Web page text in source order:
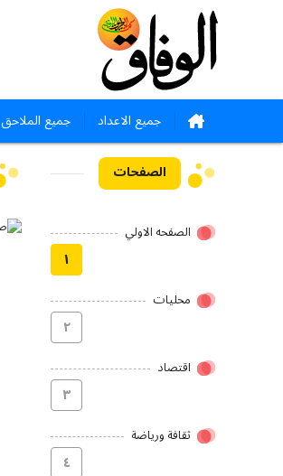
جميع الاعداد جميع الملاحق
الصفحات
الصفحه الاولي
۱
محلیات
۲
اقتصاد
۳
ثقافة ورياضة
٤